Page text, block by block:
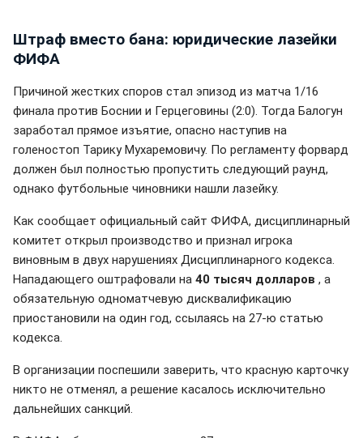
Штраф вместо бана: юридические лазейки
ФИФА
Причиной жестких споров стал эпизод из матча 1/16
финала против Боснии и Герцеговины (2:0). Тогда Балогун
заработал прямое изъятие, опасно наступив на
голеностоп Тарику Мухаремовичу. По регламенту форвард
должен был полностью пропустить следующий раунд,
однако футбольные чиновники нашли лазейку.
Как сообщает официальный сайт ФИФА, дисциплинарный
комитет открыл производство и признал игрока
виновным в двух нарушениях Дисциплинарного кодекса.
Нападающего оштрафовали на 40 тысяч долларов , а
обязательную одноматчевую дисквалификацию
приостановили на один год, ссылаясь на 27-ю статью
кодекса.
В организации поспешили заверить, что красную карточку
никто не отменял, а решение касалось исключительно
дальнейших санкций.